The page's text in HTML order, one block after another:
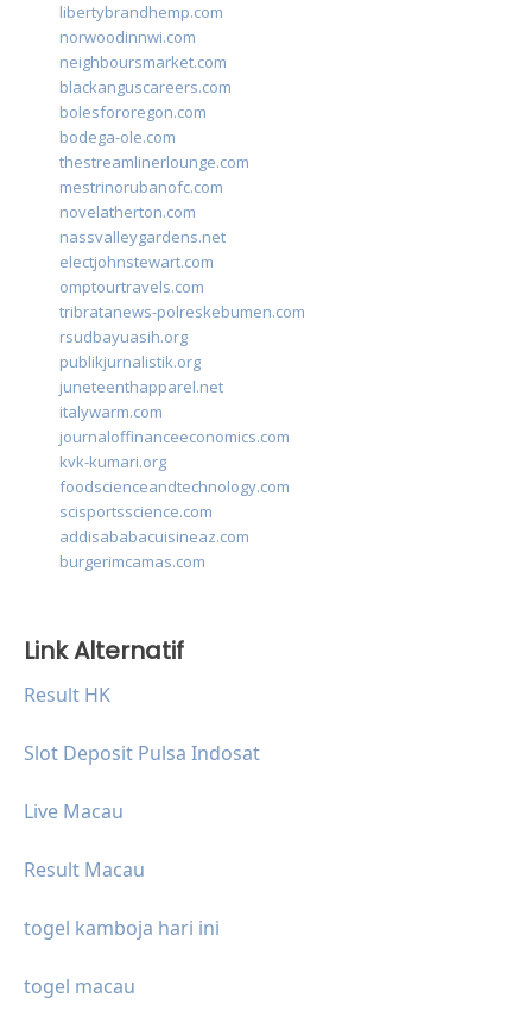
libertybrandhemp.com
norwoodinnwi.com
neighboursmarket.com
blackanguscareers.com
bolesfororegon.com
bodega-ole.com
thestreamlinerlounge.com
mestrinorubanofc.com
novelatherton.com
nassvalleygardens.net
electjohnstewart.com
omptourtravels.com
tribratanews-polreskebumen.com
rsudbayuasih.org
publikjurnalistik.org
juneteenthapparel.net
italywarm.com
journaloffinanceeconomics.com
kvk-kumari.org
foodscienceandtechnology.com
scisportsscience.com
addisababacuisineaz.com
burgerimcamas.com
Link Alternatif
Result HK
Slot Deposit Pulsa Indosat
Live Macau
Result Macau
togel kamboja hari ini
togel macau